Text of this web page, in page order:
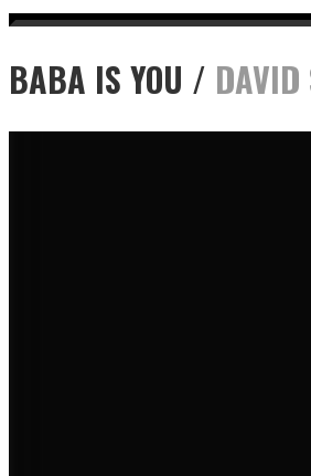
BABA IS YOU / DAVID